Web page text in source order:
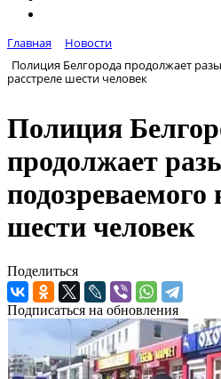
Главная
Новости
Полиция Белгорода продолжает
расстреле шести человек
Полиция
продолжает
подозреваемого
шести человек
Поделиться
Подписаться на обновления